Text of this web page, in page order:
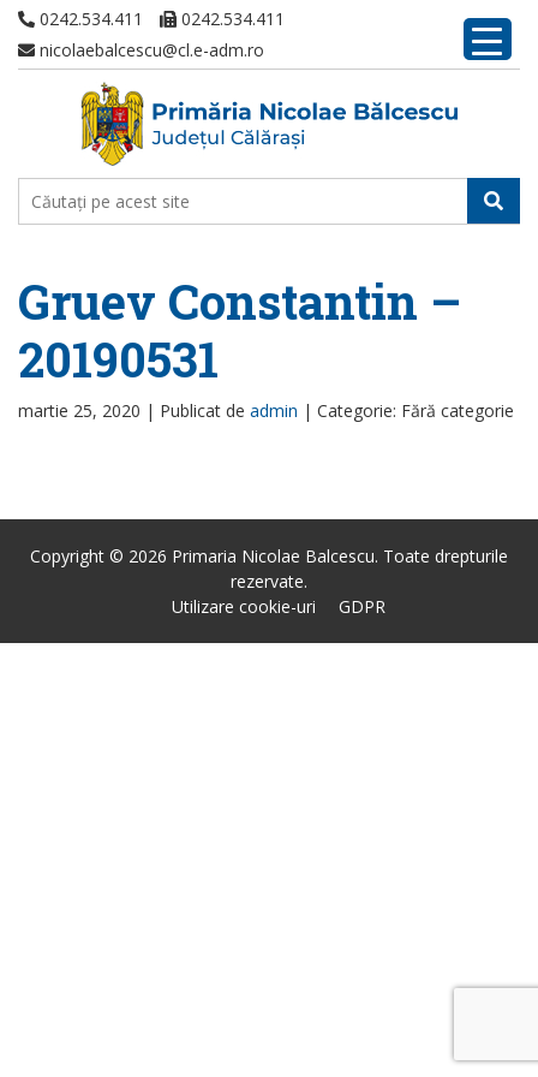
0242.534.411
0242.534.411
nicolaebalcescu@cl.e-adm.ro
Gruev Constantin –
20190531
martie 25, 2020 | Publicat de admin | Categorie: Fără categorie
Copyright © 2026 Primaria Nicolae Balcescu. Toate drepturile
rezervate.
Utilizare cookie-uri
GDPR